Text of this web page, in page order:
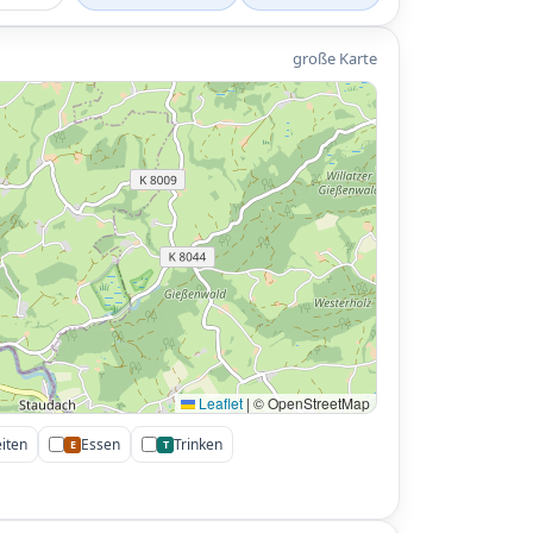
große Karte
Leaflet | © OpenStreetMap
E Essen T Trinken